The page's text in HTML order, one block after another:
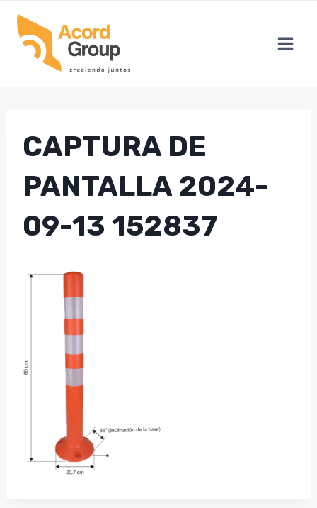
content
CAPTURA DE
PANTALLA 2024-
09-13 152837